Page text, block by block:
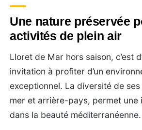
Une nature préservée
activités de plein air
Lloret de Mar hors saison, c’est
invitation à profiter d’un
exceptionnel. La diversité de
mer et arrière-pays, permet une
dans la beauté méditerranéenne.